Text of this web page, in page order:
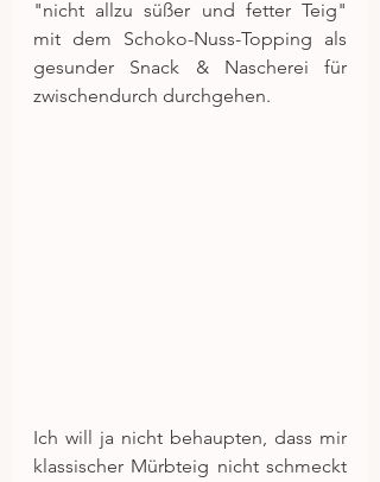
"nicht allzu süßer und fetter Teig"
mit dem Schoko-Nuss-Topping als
gesunder Snack & Nascherei für
zwischendurch durchgehen.
Ich will ja nicht behaupten, dass mir
klassischer Mürbteig nicht schmeckt